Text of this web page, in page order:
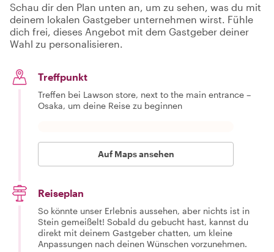
Schau dir den Plan unten an, um zu sehen, was du mit
deinem lokalen Gastgeber unternehmen wirst. Fühle
dich frei, dieses Angebot mit dem Gastgeber deiner
Wahl zu personalisieren.
Treffpunkt
Treffen bei Lawson store, next to the main entrance –
Osaka, um deine Reise zu beginnen
Auf Maps ansehen
Reiseplan
So könnte unser Erlebnis aussehen, aber nichts ist in
Stein gemeißelt! Sobald du gebucht hast, kannst du
direkt mit deinem Gastgeber chatten, um kleine
Anpassungen nach deinen Wünschen vorzunehmen.